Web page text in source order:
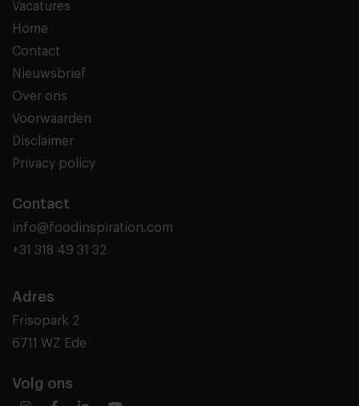
Vacatures
Home
Contact
Nieuwsbrief
Over ons
Voorwaarden
Disclaimer
Privacy policy
Contact
info@foodinspiration.com
+31 318 49 31 32
Adres
Frisopark 2
6711 WZ Ede
Volg ons